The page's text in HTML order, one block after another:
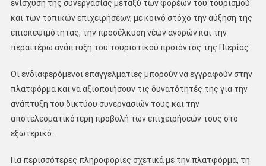
ενίσχυση της συνεργασίας μεταξύ των φορέων του τουρισμού
και των τοπικών επιχειρήσεων, με κοινό στόχο την αύξηση της
επισκεψιμότητας, την προσέλκυση νέων αγορών και την
περαιτέρω ανάπτυξη του τουριστικού προϊόντος της Πιερίας.
Οι ενδιαφερόμενοι επαγγελματίες μπορούν να εγγραφούν στην
πλατφόρμα και να αξιοποιήσουν τις δυνατότητές της για την
ανάπτυξη του δικτύου συνεργασιών τους και την
αποτελεσματικότερη προβολή των επιχειρήσεών τους στο
εξωτερικό.
Για περισσότερες πληροφορίες σχετικά με την πλατφόρμα, τη